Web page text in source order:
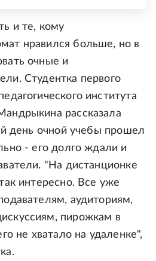
и те, кому
нравился больше, но в
очные и
Студентка первого
института
рассказала
день очной учебы прошел
- его долго ждали и
"На дистанционке
интересно. Все уже
аудиториям,
пирожкам в
не хватало на удаленке",